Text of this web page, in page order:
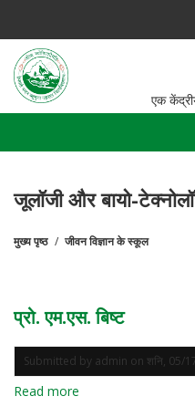
main
content
हेमवती नंदन
एक केंद्रीय
जूलॉजी और बायो-
मुख्य पृष्ठ जीवन विज्ञान के स्कूल
प्रो. एम.एस. बिष्ट
Submitted by admin on शनि, 05/
Read more